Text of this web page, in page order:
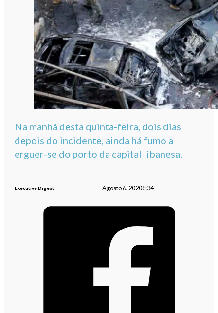
Na manhã desta quinta-feira, dois dias
depois do incidente, ainda há fumo a
erguer-se do porto da capital libanesa.
Executive Digest Agosto 6, 20208:34